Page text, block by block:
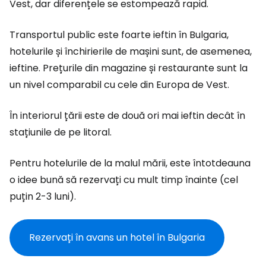
Vest, dar diferențele se estompează rapid.
Transportul public este foarte ieftin în Bulgaria,
hotelurile și închirierile de mașini sunt, de asemenea,
ieftine. Prețurile din magazine și restaurante sunt la
un nivel comparabil cu cele din Europa de Vest.
În interiorul țării este de două ori mai ieftin decât în
stațiunile de pe litoral.
Pentru hotelurile de la malul mării, este întotdeauna
o idee bună să rezervați cu mult timp înainte (cel
puțin 2-3 luni).
Rezervați în avans un hotel în Bulgaria